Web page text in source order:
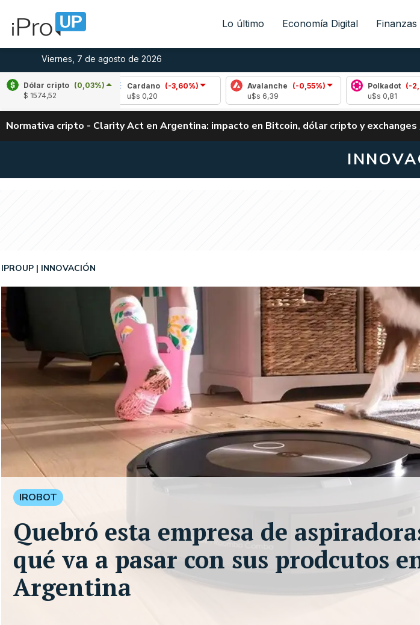
Lo último Economía Digital Finanzas
Viernes, 7 de agosto de 2026
Dólar cripto (0,03%)
$ 1574,52
3,03%) Cardano
(-3,60%)
Avalanche (-0,55%)
Polkadot
(-2,46%)
Normativa cripto - Clarity Act en Argentina: impacto en Bitcoin, dólar cripto y exchanges
IPROUP INNOVACIÓN
IROBOT
Quebró esta empresa de
qué va a pasar con sus prodcutos
Argentina